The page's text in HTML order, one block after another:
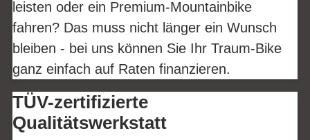
leisten oder ein Premium-Mountainbike
fahren? Das muss nicht länger ein Wunsch
bleiben - bei uns können Sie Ihr Traum-Bike
ganz einfach auf Raten finanzieren.
TÜV-zertifizierte
Qualitätswerkstatt